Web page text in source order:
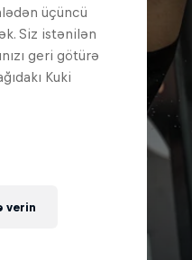
üçüncü
Siz istənilən
geri götürə
Kuki
verin